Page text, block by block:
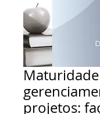
projetos: